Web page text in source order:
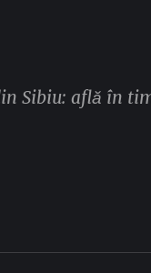
Sibiu: află în